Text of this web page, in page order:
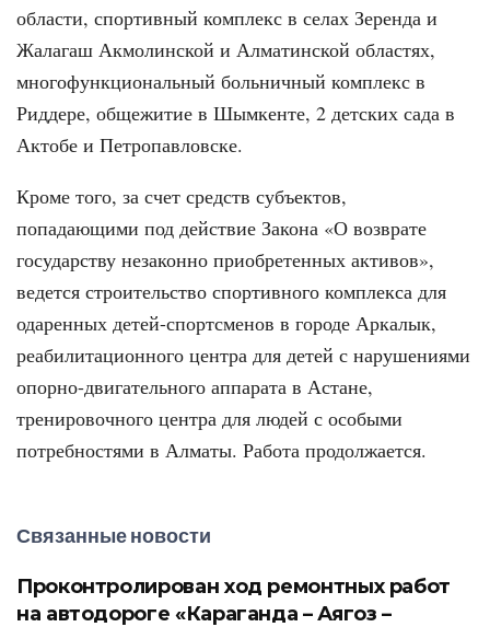
области, спортивный комплекс в селах Зеренда и
Жалагаш Акмолинской и Алматинской областях,
многофункциональный больничный комплекс в
Риддере, общежитие в Шымкенте, 2 детских сада в
Актобе и Петропавловске.
Кроме того, за счет средств субъектов,
попадающими под действие Закона «О возврате
государству незаконно приобретенных активов»,
ведется строительство спортивного комплекса для
одаренных детей-спортсменов в городе Аркалык,
реабилитационного центра для детей с нарушениями
опорно-двигательного аппарата в Астане,
тренировочного центра для людей с особыми
потребностями в Алматы. Работа продолжается.
Связанные новости
Проконтролирован ход ремонтных работ
на автодороге «Караганда – Аягоз –